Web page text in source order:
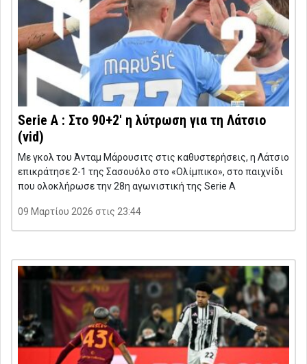
Serie A : Στο 90+2′ η λύτρωση για τη Λάτσιο
(vid)
Με γκολ του Άνταμ Μάρουσιτς στις καθυστερήσεις, η Λάτσιο
επικράτησε 2-1 της Σασουόλο στο «Ολίμπικο», στο παιχνίδι
που ολοκλήρωσε την 28η αγωνιστική της Serie A
09 Μαρτίου 2026 στις 23:44